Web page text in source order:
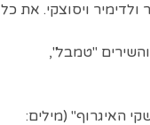
ולדימיר ויסוצקי. את כל
"טמבל",
האיגרוף" (מילים: